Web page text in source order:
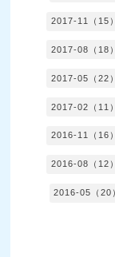
2017-11（15）
2017-08（18）
2017-05（22）
2017-02（11）
2016-11（16）
2016-08（12）
2016-05（20